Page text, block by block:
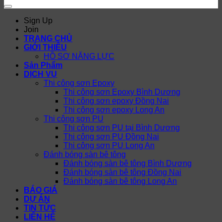
Sign Up
Join
TRANG CHỦ
GIỚI THIỆU
HỒ SƠ NĂNG LỰC
Sản Phẩm
DỊCH VỤ
Thi công sơn Epoxy
Thi công sơn Epoxy Bình Dương
Thi công sơn epoxy Đồng Nai
Thi công sơn epoxy Long An
Thi công sơn PU
Thi công sơn PU tại Bình Dương
Thi công sơn PU Đồng Nai
Thi công sơn PU Long An
Đánh bóng sàn bê tông
Đánh bóng sàn bê tông Bình Dương
Đánh bóng sàn bê tông Đồng Nai
Đánh bóng sàn bê tông Long An
BÁO GIÁ
DỰ ÁN
TIN TỨC
LIÊN HỆ